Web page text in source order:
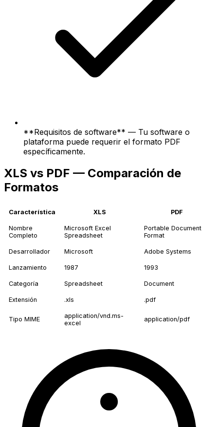
**Requisitos de software** — Tu software o
plataforma puede requerir el formato PDF
específicamente.
XLS vs PDF — Comparación de
Formatos
Característica XLS PDF
Nombre
Completo
Microsoft Excel
Spreadsheet
Portable Document
Format
Desarrollador Microsoft Adobe Systems
Lanzamiento 1987 1993
Categoría Spreadsheet Document
Extensión .xls .pdf
Tipo MIME
application/vnd.ms-
excel
application/pdf